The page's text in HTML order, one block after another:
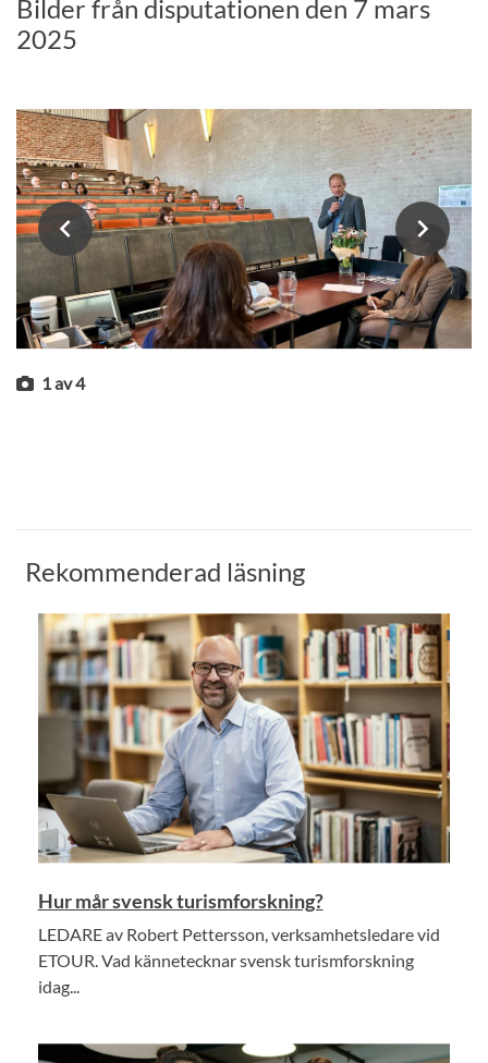
Bilder från disputationen den 7 mars
2025
1av4
Rekommenderad läsning
Hur mår svensk turismforskning?
LEDARE av Robert Pettersson, verksamhetsledare vid
ETOUR. Vad kännetecknar svensk turismforskning
idag...